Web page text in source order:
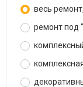
весь
ремонт под